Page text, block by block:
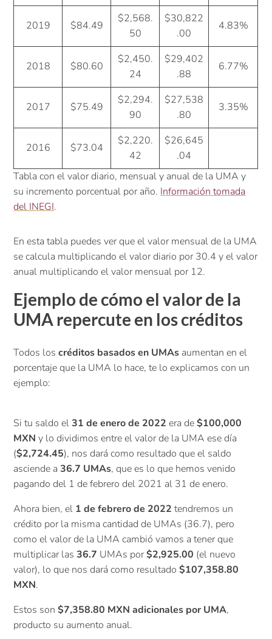
2019 $84.49
$2,568.
50
$30,822
.00
4.83%
2018 $80.60
$2,450.
24
$29,402
.88
6.77%
2017 $75.49
$2,294.
90
$27,538
.80
3.35%
2016 $73.04
$2,220.
42
$26,645
.04
Tabla con el valor diario, mensual y anual de la UMA y
su incremento porcentual por año. Información tomada
del INEGI.
En esta tabla puedes ver que el valor mensual de la UMA
se calcula multiplicando el valor diario por 30.4 y el valor
anual multiplicando el valor mensual por 12.
Ejemplo de cómo el valor de la
UMA repercute en los créditos
Todos loscréditos basados en UMAs aumentan en el
porcentaje que la UMA lo hace, te lo explicamos con un
ejemplo:
Si tu saldo el31 de enero de 2022 era de$100,000
MXN y lo dividimos entre el valor de la UMA ese día
($2,724.45), nos dará como resultado que el saldo
asciende a36.7 UMAs, que es lo que hemos venido
pagando del 1 de febrero del 2021 al 31 de enero.
Ahora bien, el 1 de febrero de 2022 tendremos un
crédito por la misma cantidad de UMAs (36.7), pero
como el valor de la UMA cambió vamos a tener que
multiplicar las36.7 UMAs por$2,925.00 (el nuevo
valor), lo que nos dará como resultado$107,358.80
MXN.
Estos son$7,358.80 MXN adicionales por UMA,
producto su aumento anual.